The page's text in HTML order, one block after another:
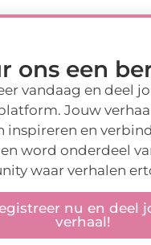
ons een
vandaag en deel
Jouw
inspireren en
word onderdeel
waar verhalen
nu en deel
verhaal!